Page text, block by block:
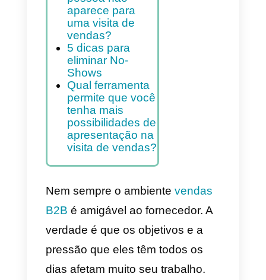
O que é um No-
Show?
Quais são alguns
motivos comuns
pelos quais uma
pessoa não
aparece para
uma visita de
vendas?
5 dicas para
eliminar No-
Qual ferramenta
permite que você
tenha mais
possibilidades de
apresentação na
visita de vendas?